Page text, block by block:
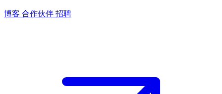
博客 合作伙伴 招聘